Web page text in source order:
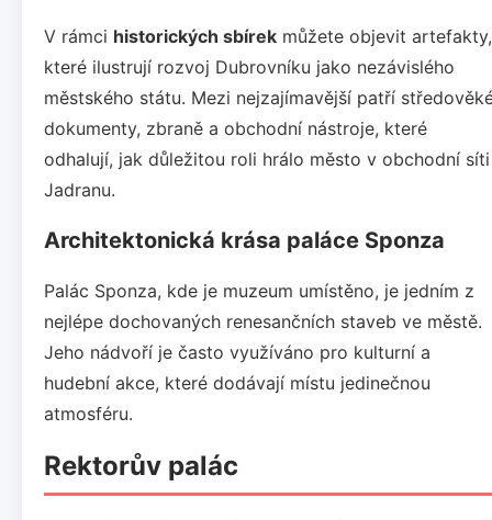
V rámci historických sbírek můžete objevit artefakty,
které ilustrují rozvoj Dubrovníku jako nezávislého
městského státu. Mezi nejzajímavější patří
dokumenty, zbraně a obchodní nástroje, které
odhalují, jak důležitou roli hrálo město v obchodní síti
Jadranu.
Architektonická krása paláce Sponza
Palác Sponza, kde je muzeum umístěno, je jedním z
nejlépe dochovaných renesančních staveb ve městě.
Jeho nádvoří je často využíváno pro kulturní a
hudební akce, které dodávají místu jedinečnou
atmosféru.
Rektorův palác